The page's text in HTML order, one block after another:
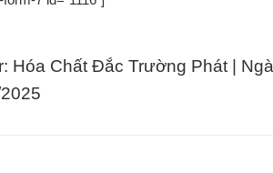
Hóa Chất Đắc Trường Phát |